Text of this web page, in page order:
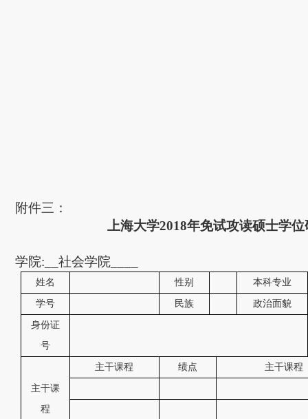
附件三：
上海大学2018年免试攻读硕士学
学院:__社会学院
姓名 性别 本科专业
学号 民族 政治面貌
身份证
号
主干课
程
主干课程 绩点 主干课程